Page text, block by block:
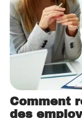
Comment
des